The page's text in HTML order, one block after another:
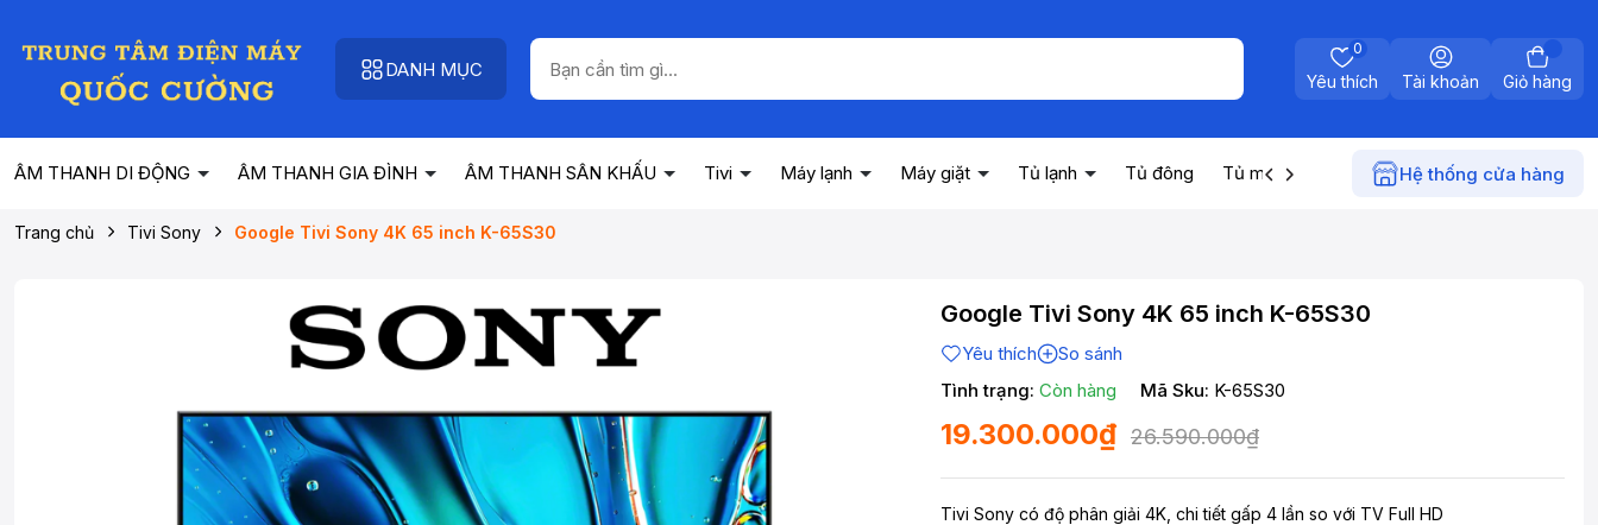
DANH MỤC
Yêu thích
0
Tài khoản Giỏ hàng
ÂM THANH DI ĐỘNG ÂM THANH GIA ĐÌNH ÂM THANH SÂN KHẤU Tivi Máy lạnh Máy giặt Tủ lạnh Tủ đông Tủ mát Máy nước nóng Điện gia
Hệ thống cửa hàng
Trang chủ Tivi Sony Google Tivi Sony 4K 65 inch K-65S30
Google Tivi Sony 4K 65 inch K-65S30
Yêu thích
So sánh
Tình trạng: Còn hàng Mã Sku: K-65S30
19.300.000₫ 26.590.000₫
Tivi Sony có độ phân giải 4K, chi tiết gấp 4 lần so với TV Full HD